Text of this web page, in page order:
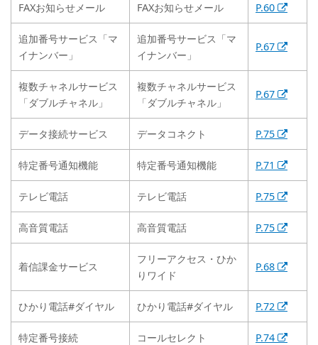
FAXお知らせメール FAXお知らせメール P.60
追加番号サービス「マ
イナンバー」
追加番号サービス「マ
イナンバー」
P.67
複数チャネルサービス
「ダブルチャネル」
複数チャネルサービス
「ダブルチャネル」
P.67
データ接続サービス データコネクト P.75
特定番号通知機能 特定番号通知機能 P.71
テレビ電話 テレビ電話 P.75
高音質電話 高音質電話 P.75
着信課金サービス
フリーアクセス・ひか
りワイド
P.68
ひかり電話#ダイヤル ひかり電話#ダイヤル P.72
特定番号接続 コールセレクト P.74